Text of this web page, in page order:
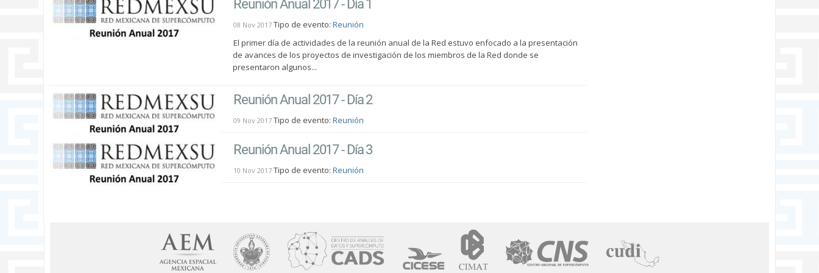
Reunión Anual 2017 - Día 1
08 Nov 2017 Tipo de evento: Reunión
El primer día de actividades de la reunión anual de la Red estuvo enfocado a la presentación
de avances de los proyectos de investigación de los miembros de la Red donde se
presentaron algunos...
Reunión Anual 2017 - Día 2
09 Nov 2017 Tipo de evento: Reunión
Reunión Anual 2017 - Día 3
10 Nov 2017 Tipo de evento: Reunión